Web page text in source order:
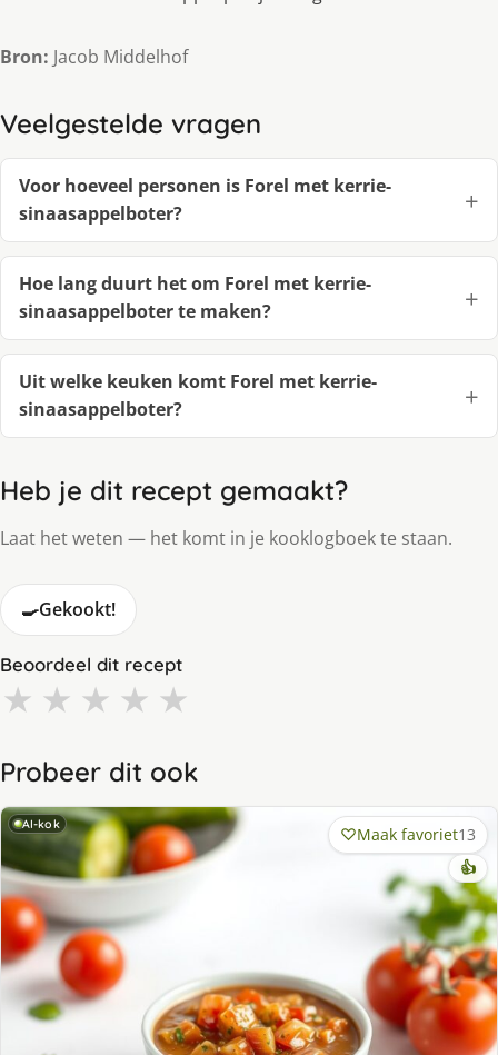
Bron: Jacob Middelhof
Veelgestelde vragen
Voor hoeveel personen is Forel met kerrie-
sinaasappelboter?
Hoe lang duurt het om Forel met kerrie-
sinaasappelboter te maken?
Uit welke keuken komt Forel met kerrie-
sinaasappelboter?
Heb je dit recept gemaakt?
Laat het weten — het komt in je kooklogboek te staan.
🍳Gekookt!
Beoordeel dit recept
★ ★ ★ ★ ★
Probeer dit ook
AI-kok Maak favoriet13
👍